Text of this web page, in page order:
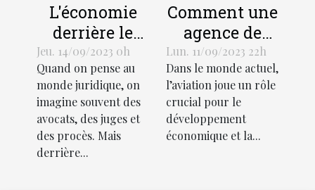
L'économie
derrière le
support
juridique :
coûts et
avantages
Jeu. 14/09/2023 0h
Quand on pense au
monde juridique, on
imagine souvent des
avocats, des juges et
des procès. Mais
derrière...
Comment une
agence de
traduction
aéronautique
peut stimuler
l'économie
mondiale
Lun. 11/09/2023 22h
Dans le monde actuel,
l’aviation joue un rôle
crucial pour le
développement
économique et la...